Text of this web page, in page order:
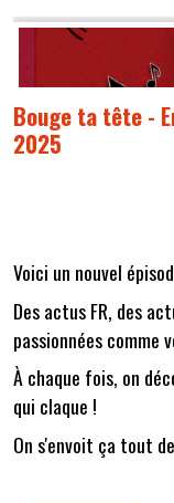
Bouge ta tête -
2025
Voici un nouvel
Des actus FR, des
passionnées comme
À chaque fois, on
qui claque !
On s'envoit ça tout